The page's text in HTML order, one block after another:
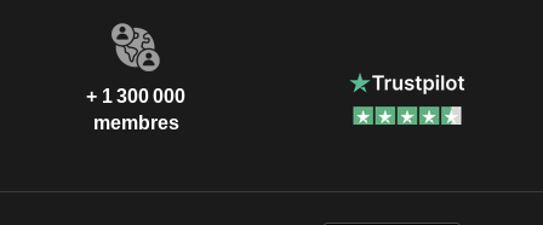
+ 1 300 000
membres